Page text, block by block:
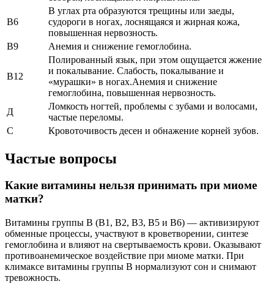
В6
В углах рта образуются трещины или заеды,
судороги в ногах, лоснящаяся и жирная кожа,
повышенная нервозность.
В9
Анемия и снижение гемоглобина.
В12
Полированный язык, при этом ощущается жжение
и покалывание. Слабость, покалывание и
«мурашки» в ногах.Анемия и снижение
гемоглобина, повышенная нервозность.
Д
Ломкость ногтей, проблемы с зубами и волосами,
частые переломы.
С
Кровоточивость десен и обнажение корней зубов.
Частые вопросы
Какие витамины нельзя принимать при миоме
матки?
Витамины группы В (В1, В2, В3, В5 и В6) — активизируют
обменные процессы, участвуют в кроветворении, синтезе
гемоглобина и влияют на свертываемость крови. Оказывают
противоанемическое воздействие при миоме матки. При
климаксе витамины группы В нормализуют сон и снимают
тревожность.